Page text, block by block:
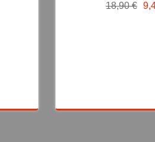
18,90 €